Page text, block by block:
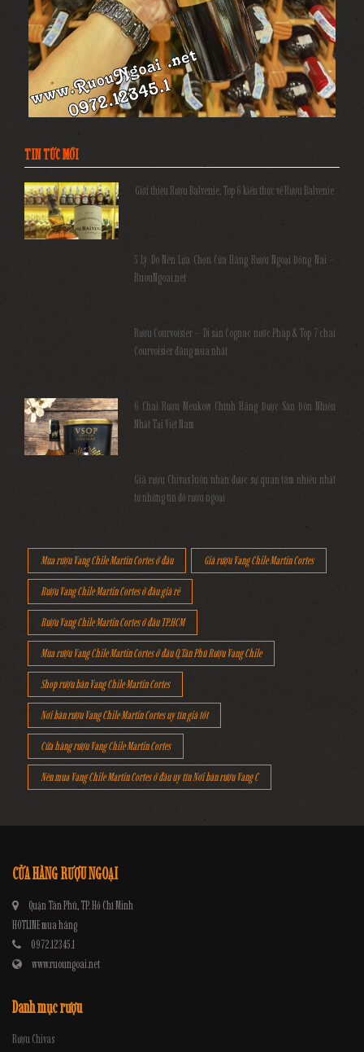
TIN TỨC MỚI
Giới thiệu Rượu Balvenie, Top 6 kiến thức về Rượu Balvenie
5 Lý Do Nên Lựa Chọn Cửa Hàng Rượu Ngoại Đồng Nai –
RuouNgoai.net
Rượu Courvoisier – Di sản Cognac nước Pháp & Top 7 chai
Courvoisier đáng mua nhất
6 Chai Rượu Meukow Chính Hãng Được Săn Đón Nhiều
Nhất Tại Việt Nam
Giá rượu Chivas luôn nhận được sự quan tâm nhiều nhất
từ những tín đồ rượu ngoại
Mua rượu Vang Chile Martin Cortes ở đâu Giá rượu Vang Chile Martin Cortes
Rượu Vang Chile Martin Cortes ở đâu giá rẻ
Rượu Vang Chile Martin Cortes ở đâu TP.HCM
Mua rượu Vang Chile Martin Cortes ở đâu Q.Tân Phú Rượu Vang Chile
Shop rượu bán Vang Chile Martin Cortes
Nơi bán rượu Vang Chile Martin Cortes uy tín giá tốt
Cửa hàng rượu Vang Chile Martin Cortes
Nên mua Vang Chile Martin Cortes ở đâu uy tín Nơi bán rượu Vang C
CỬA HÀNG RƯỢU NGOẠI
Quận Tân Phú, TP. Hồ Chí Minh
HOTLINE mua hàng
0972.12345.1
www.ruoungoai.net
Danh mục rượu
Rượu Chivas